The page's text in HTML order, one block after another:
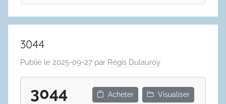
3044
Publié le 2025-09-27 par Régis Dulauroy
3044 Acheter Visualiser